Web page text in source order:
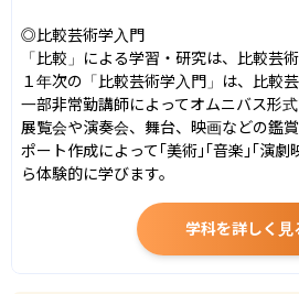
◎比較芸術学入門
「比較」による学習・研究は、比較芸
１年次の「比較芸術学入門」は、比較
一部非常勤講師によってオムニバス形式
展覧会や演奏会、舞台、映画などの鑑
ポート作成によって｢美術｣｢音楽｣｢演
ら体験的に学びます。
学科を詳しく見